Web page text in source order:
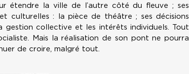
étendre la ville de l’autre côté du fleuve ; ses
culturelles : la pièce de théâtre ; ses décisions
gestion collective et les intérêts individuels. Tout
Mais la réalisation de son pont ne pourra
de croire, malgré tout.